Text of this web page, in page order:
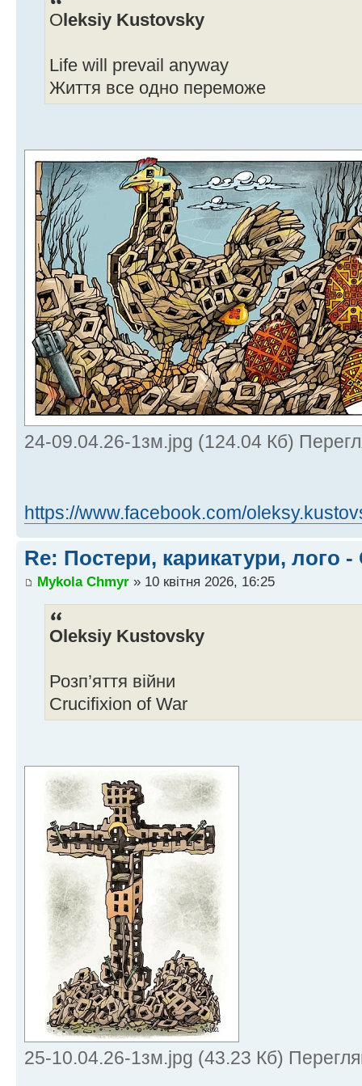
O leksiy Kustovsky
Life will prevail anyway
Життя все одно переможе
24-09.04.26-1зм.jpg (124.04 Кб)
https://www.facebook.com/
Re: Постери, карикатури, лого
Mykola Chmyr » 10 квітня 2026, 16:25
Oleksiy Kustovsky
Розп’яття війни
Crucifixion of War
25-10.04.26-1зм.jpg (43.23 Кб)